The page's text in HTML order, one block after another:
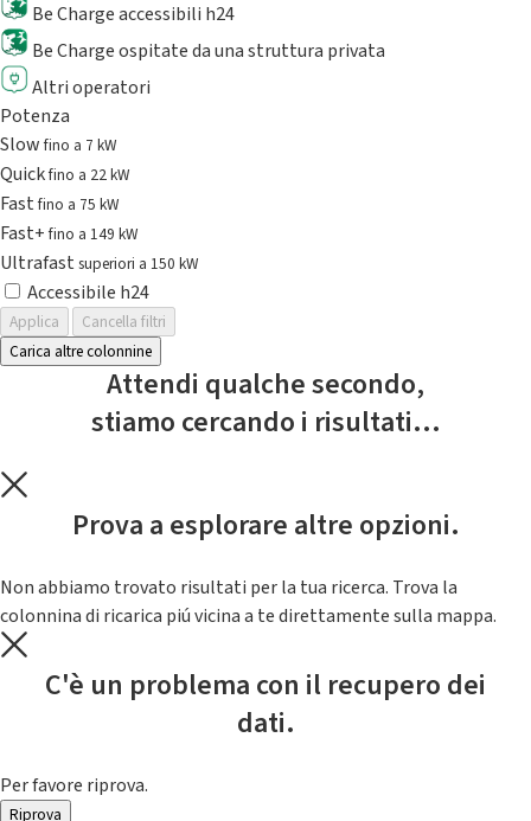
Be Charge accessibili h24
Be Charge ospitate da una struttura privata
Altri operatori
Potenza
Slowfino a 7 kW
Quickfino a 22 kW
Fastfino a 75 kW
Fast+fino a 149 kW
Ultrafast superiori a 150 kW
Accessibile h24
Applica
Cancella filtri
Carica altre colonnine
Attendi qualche secondo,
stiamo cercando i risultati...
Prova a esplorare altre opzioni.
Non abbiamo trovato risultati per la tua ricerca. Trova la
colonnina di ricarica piú vicina a te direttamente sulla mappa.
C'è un problema con il recupero dei
dati.
Per favore riprova.
Riprova